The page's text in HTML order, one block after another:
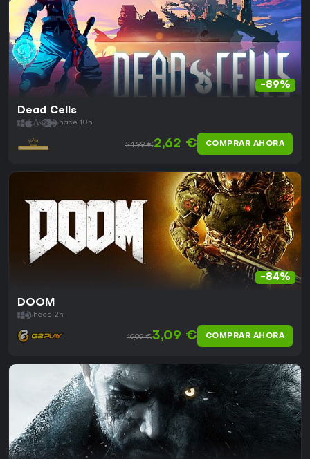
-89%
Dead Cells
hace 10h
24,99 €2,62 € COMPRAR AHORA
-84%
DOOM
hace 2h
19,99 €3,09 € COMPRAR AHORA